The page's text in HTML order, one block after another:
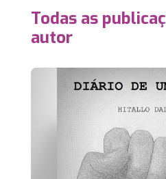
Todas as
autor